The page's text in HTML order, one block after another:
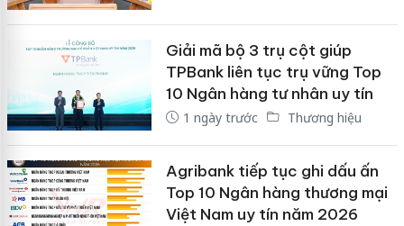
Giải mã bộ 3 trụ cột giúp
TPBank liên tục trụ vững Top
10 Ngân hàng tư nhân uy tín
1 ngày trước Thương hiệu
Agribank tiếp tục ghi dấu ấn
Top 10 Ngân hàng thương mại
Việt Nam uy tín năm 2026